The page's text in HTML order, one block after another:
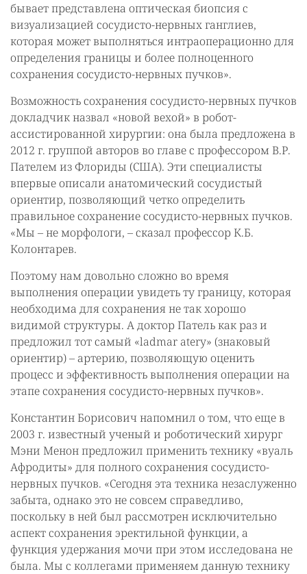
бывает представлена оптическая биопсия с
визуализацией сосудисто-нервных ганглиев,
которая может выполняться интраоперационно для
определения границы и более полноценного
сохранения сосудисто-нервных пучков».
Возможность сохранения сосудисто-нервных пучков
докладчик назвал «новой вехой» в робот-
ассистированной хирургии: она была предложена в
2012 г. группой авторов во главе с профессором В.Р.
Пателем из Флориды (США). Эти специалисты
впервые описали анатомический сосудистый
ориентир, позволяющий четко определить
правильное сохранение сосудисто-нервных пучков.
«Мы – не морфологи, – сказал профессор К.Б.
Колонтарев.
Поэтому нам довольно сложно во время
выполнения операции увидеть ту границу, которая
необходима для сохранения не так хорошо
видимой структуры. А доктор Патель как раз и
предложил тот самый «ladmar atery» (знаковый
ориентир) – артерию, позволяющую оценить
процесс и эффективность выполнения операции на
этапе сохранения сосудисто-нервных пучков».
Константин Борисович напомнил о том, что еще в
2003 г. известный ученый и роботический хирург
Мэни Менон предложил применить технику «вуаль
Афродиты» для полного сохранения сосудисто-
нервных пучков. «Сегодня эта техника незаслуженно
забыта, однако это не совсем справедливо,
поскольку в ней был рассмотрен исключительно
аспект сохранения эректильной функции, а
функция удержания мочи при этом исследована не
была. Мы с коллегами применяем данную технику